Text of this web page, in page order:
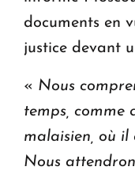
documents en
justice devant
« Nous
temps, comme
malaisien, où il
Nous